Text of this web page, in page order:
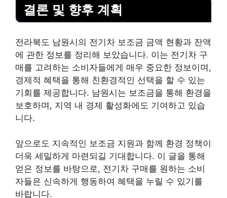
결론 및 향후 계획
전라북도 남원시의 전기차 보조금 금액 현황과 잔액
에 관한 정보를 정리해 보았습니다. 이는 전기차 구
매를 고려하는 소비자들에게 매우 중요한 정보이며,
경제적 혜택을 통해 친환경적인 선택을 할 수 있는
기회를 제공합니다. 남원시는 보조금을 통해 환경을
보호하며, 지역 내 경제 활성화에도 기여하고 있습
니다.
앞으로도 지속적인 보조금 지원과 함께 환경 정책이
더욱 세밀하게 마련되길 기대합니다. 이 글을 통해
얻은 정보를 바탕으로, 전기차 구매를 원하는 소비
자들은 신속하게 행동하여 혜택을 누릴 수 있기를
바랍니다.